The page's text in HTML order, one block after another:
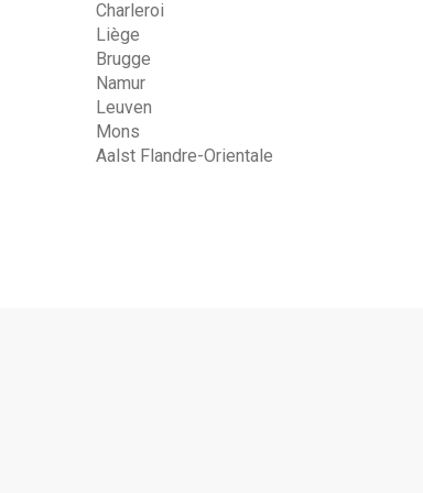
Charleroi
Liège
Brugge
Namur
Leuven
Mons
Aalst Flandre-Orientale